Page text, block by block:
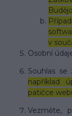
v
Osobní
Souhlas
například
patičce
Vezměte,